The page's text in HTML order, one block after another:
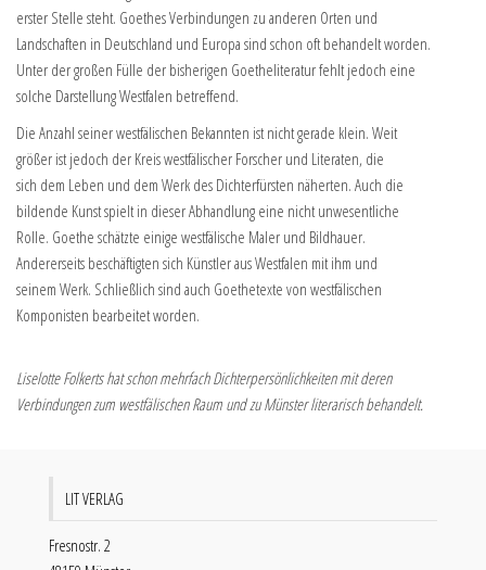
erster Stelle steht. Goethes Verbindungen zu anderen Orten und
Landschaften in Deutschland und Europa sind schon oft behandelt worden.
Unter der großen Fülle der bisherigen Goetheliteratur fehlt jedoch eine
solche Darstellung Westfalen betreffend.
Die Anzahl seiner westfälischen Bekannten ist nicht gerade klein. Weit
größer ist jedoch der Kreis westfälischer Forscher und Literaten, die
sich dem Leben und dem Werk des Dichterfürsten näherten. Auch die
bildende Kunst spielt in dieser Abhandlung eine nicht unwesentliche
Rolle. Goethe schätzte einige westfälische Maler und Bildhauer.
Andererseits beschäftigten sich Künstler aus Westfalen mit ihm und
seinem Werk. Schließlich sind auch Goethetexte von westfälischen
Komponisten bearbeitet worden.
Liselotte Folkerts hat schon mehrfach Dichterpersönlichkeiten mit deren
Verbindungen zum westfälischen Raum und zu Münster literarisch behandelt.
LIT VERLAG
Fresnostr. 2